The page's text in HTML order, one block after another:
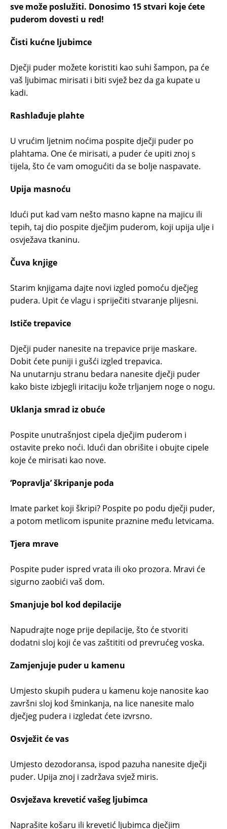
sve može poslužiti. Donosimo 15 stvari koje ćete
puderom dovesti u red!
Čisti kućne ljubimce
Dječji puder možete koristiti kao suhi šampon, pa će
vaš ljubimac mirisati i biti svjež bez da ga kupate u
kadi.
Rashlađuje plahte
U vrućim ljetnim noćima pospite dječji puder po
plahtama. One će mirisati, a puder će upiti znoj s
tijela, što će vam omogućiti da se bolje naspavate.
Upija masnoću
Idući put kad vam nešto masno kapne na majicu ili
tepih, taj dio pospite dječjim puderom, koji upija ulje i
osvježava tkaninu.
Čuva knjige
Starim knjigama dajte novi izgled pomoću dječjeg
pudera. Upit će vlagu i spriječiti stvaranje plijesni.
Ističe trepavice
Dječji puder nanesite na trepavice prije maskare.
Dobit ćete puniji i gušći izgled trepavica.
Na unutarnju stranu bedara nanesite dječji puder
kako biste izbjegli iritaciju kože trljanjem noge o nogu.
Uklanja smrad iz obuće
Pospite unutrašnjost cipela dječjim puderom i
ostavite preko noći. Idući dan obrišite i obujte cipele
koje će mirisati kao nove.
‘Popravlja’ škripanje poda
Imate parket koji škripi? Pospite po podu dječji puder,
a potom metlicom ispunite praznine među letvicama.
Tjera mrave
Pospite puder ispred vrata ili oko prozora. Mravi će
sigurno zaobići vaš dom.
Smanjuje bol kod depilacije
Napudrajte noge prije depilacije, što će stvoriti
dodatni sloj koji će vas zaštititi od prevrućeg voska.
Zamjenjuje puder u kamenu
Umjesto skupih pudera u kamenu koje nanosite kao
završni sloj kod šminkanja, na lice nanesite malo
dječjeg pudera i izgledat ćete izvrsno.
Osvježit će vas
Umjesto dezodoransa, ispod pazuha nanesite dječji
puder. Upija znoj i zadržava svjež miris.
Osvježava krevetić vašeg ljubimca
Naprašite košaru ili krevetić ljubimca dječjim